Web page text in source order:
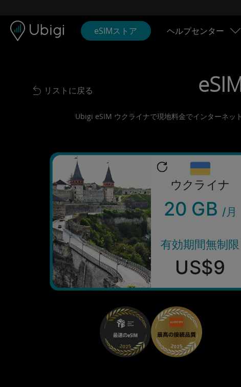
eSIMストア ヘルプセンター
Back to list
リストに戻る
Ubigi eSIM ウクライナで現地料金でインターネッ
ウクライナ
20 GB /月
有効期間無制限
US$9